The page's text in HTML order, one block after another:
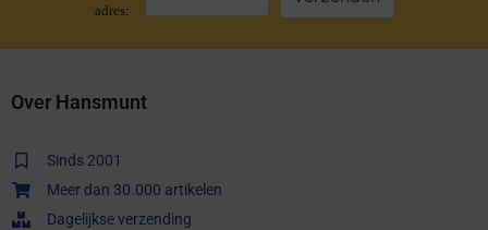
adres:
Over Hansmunt
Sinds 2001
Meer dan 30.000 artikelen
Dagelijkse verzending